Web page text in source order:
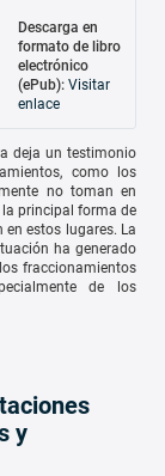
Descarga en
formato de libro
electrónico
(ePub): Visitar
enlace
deja un testimonio
como los
no toman en
la principal forma de
estos lugares. La
ha generado
fraccionamientos
de los
y